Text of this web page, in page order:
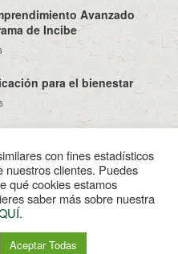
Avanzado
de Incibe
para el bienestar
Aviso Legal
con fines estadísticos
nuestros clientes. Puedes
qué cookies estamos
saber más sobre nuestra
.
Aceptar Todas